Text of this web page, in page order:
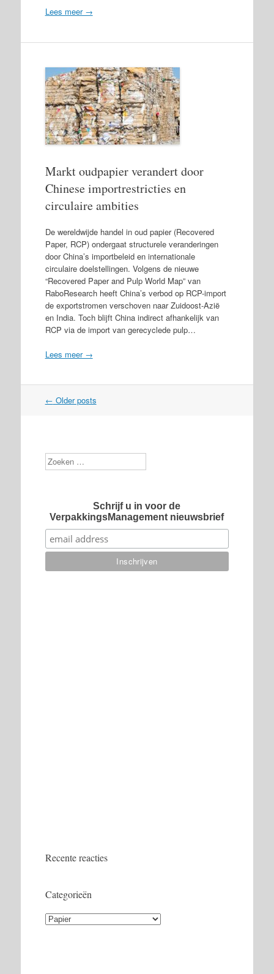
Lees meer →
Markt oudpapier verandert door
Chinese importrestricties en
circulaire ambities
De wereldwijde handel in oud papier (Recovered
Paper, RCP) ondergaat structurele veranderingen
door China’s importbeleid en internationale
circulaire doelstellingen. Volgens de nieuwe
“Recovered Paper and Pulp World Map” van
RaboResearch heeft China’s verbod op RCP-import
de exportstromen verschoven naar Zuidoost-Azië
en India. Toch blijft China indirect afhankelijk van
RCP via de import van gerecyclede pulp…
Lees meer →
Post
← Older posts
Zoek
Schrijf u in voor de
VerpakkingsManagement nieuwsbrief
Recente reacties
Categorieën
Categorieën